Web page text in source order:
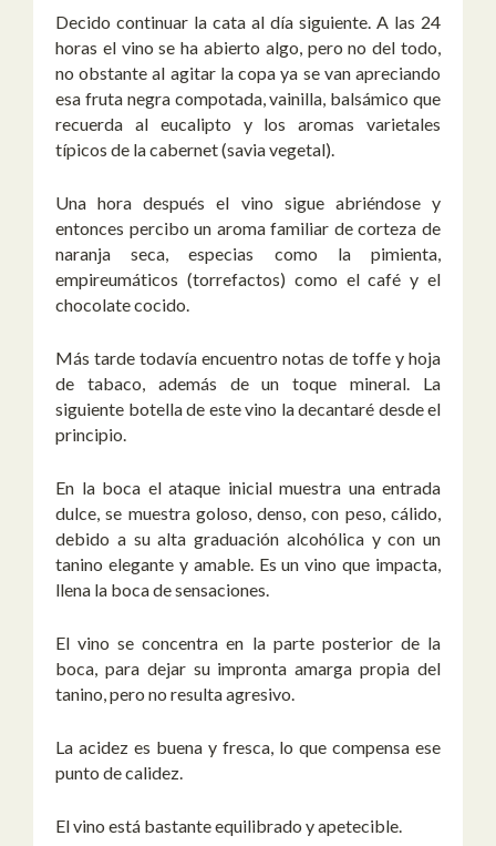
Decido continuar la cata al día siguiente. A las 24
horas el vino se ha abierto algo, pero no del todo,
no obstante al agitar la copa ya se van apreciando
esa fruta negra compotada, vainilla, balsámico que
recuerda al eucalipto y los aromas varietales
típicos de la cabernet (savia vegetal).
Una hora después el vino sigue abriéndose y
entonces percibo un aroma familiar de corteza de
naranja seca, especias como la pimienta,
empireumáticos (torrefactos) como el café y el
chocolate cocido.
Más tarde todavía encuentro notas de toffe y hoja
de tabaco, además de un toque mineral. La
siguiente botella de este vino la decantaré desde el
principio.
En la boca el ataque inicial muestra una entrada
dulce, se muestra goloso, denso, con peso, cálido,
debido a su alta graduación alcohólica y con un
tanino elegante y amable. Es un vino que impacta,
llena la boca de sensaciones.
El vino se concentra en la parte posterior de la
boca, para dejar su impronta amarga propia del
tanino, pero no resulta agresivo.
La acidez es buena y fresca, lo que compensa ese
punto de calidez.
El vino está bastante equilibrado y apetecible.